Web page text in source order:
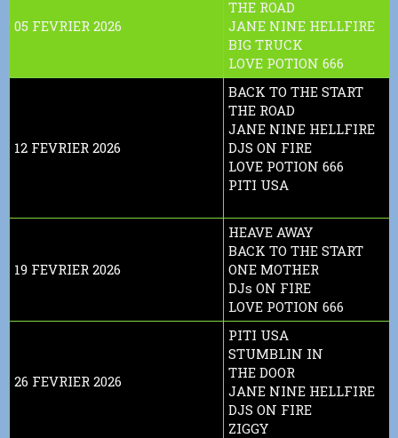
05 FEVRIER 2026
THE ROAD
JANE NINE HELLFIRE
BIG TRUCK
LOVE POTION 666
12 FEVRIER 2026
BACK TO THE START
THE ROAD
JANE NINE HELLFIRE
DJS ON FIRE
LOVE POTION 666
PITI USA
19 FEVRIER 2026
HEAVE AWAY
BACK TO THE START
ONE MOTHER
DJs ON FIRE
LOVE POTION 666
26 FEVRIER 2026
PITI USA
STUMBLIN IN
THE DOOR
JANE NINE HELLFIRE
DJS ON FIRE
ZIGGY